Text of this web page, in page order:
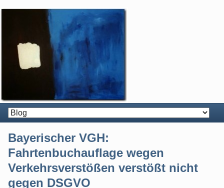
Bayerischer VGH:
Fahrtenbuchauflage wegen
Verkehrsverstößen verstößt nicht
gegen DSGVO